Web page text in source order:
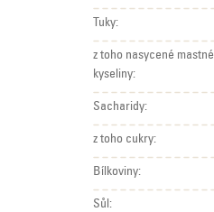
Tuky:
z toho nasycené mastné
kyseliny:
Sacharidy:
z toho cukry:
Bílkoviny:
Sůl: